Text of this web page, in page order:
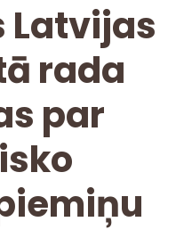
Latvijas
rada
par